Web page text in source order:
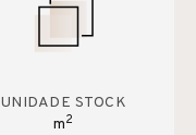
UNIDADE STOCK
m2